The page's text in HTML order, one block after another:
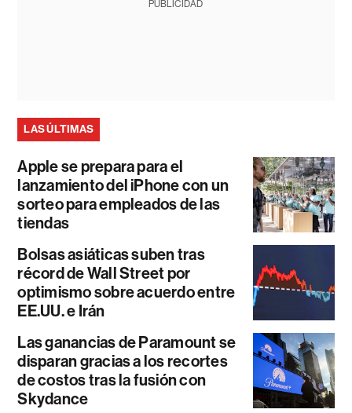
PUBLICIDAD
LAS ÚLTIMAS
Apple se prepara para el
lanzamiento del iPhone con un
sorteo para empleados de las
tiendas
Bolsas asiáticas suben tras
récord de Wall Street por
optimismo sobre acuerdo entre
EE.UU. e Irán
Las ganancias de Paramount se
disparan gracias a los recortes
de costos tras la fusión con
Skydance